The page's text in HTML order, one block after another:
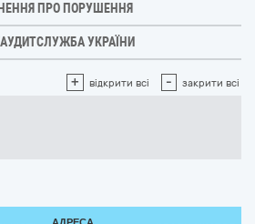
ПРО ПОРУШЕННЯ
УКРАЇНИ
+ відкрити всі - закрити всі